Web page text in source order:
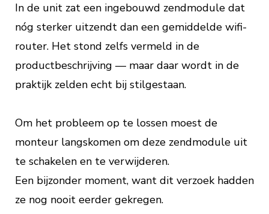
In de unit zat een ingebouwd zendmodule dat
nóg sterker uitzendt dan een gemiddelde wifi-
router. Het stond zelfs vermeld in de
productbeschrijving — maar daar wordt in de
praktijk zelden echt bij stilgestaan.
Om het probleem op te lossen moest de
monteur langskomen om deze zendmodule uit
te schakelen en te verwijderen.
Een bijzonder moment, want dit verzoek hadden
ze nog nooit eerder gekregen.